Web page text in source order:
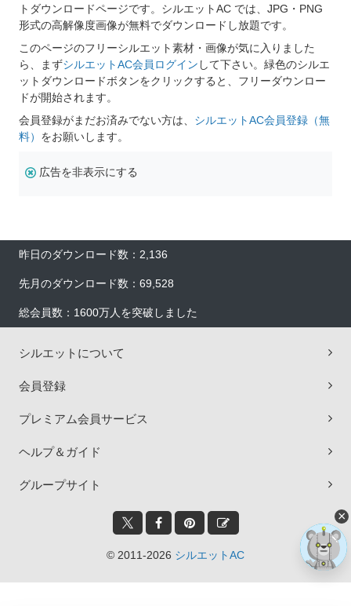
トダウンロードページです。シルエットAC では、JPG・PNG
形式の高解像度画像が無料でダウンロードし放題です。
このページのフリーシルエット素材・画像が気に入りました
ら、まずシルエットAC会員ログイン して下さい。緑色のシルエ
ットダウンロードボタンをクリックすると、フリーダウンロー
ドが開始されます。
会員登録がまだお済みでない方は、 シルエットAC会員登録（無
料） をお願いします。
広告を非表示にする
昨日のダウンロード数：2,136
先月のダウンロード数：69,528
総会員数：1600万人を突破しました
シルエットについて
会員登録
プレミアム会員サービス
ヘルプ＆ガイド
グループサイト
© 2011-2026 シルエットAC
×